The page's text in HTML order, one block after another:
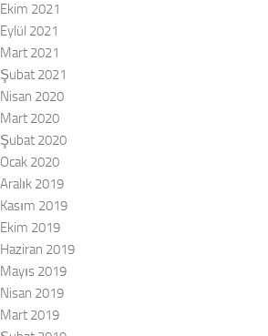
Ekim 2021
Eylül 2021
Mart 2021
Şubat 2021
Nisan 2020
Mart 2020
Şubat 2020
Ocak 2020
Aralık 2019
Kasım 2019
Ekim 2019
Haziran 2019
Mayıs 2019
Nisan 2019
Mart 2019